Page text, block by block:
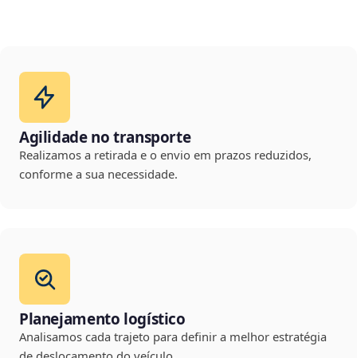
Agilidade no transporte
Realizamos a retirada e o envio em prazos reduzidos,
conforme a sua necessidade.
Planejamento logístico
Analisamos cada trajeto para definir a melhor estratégia